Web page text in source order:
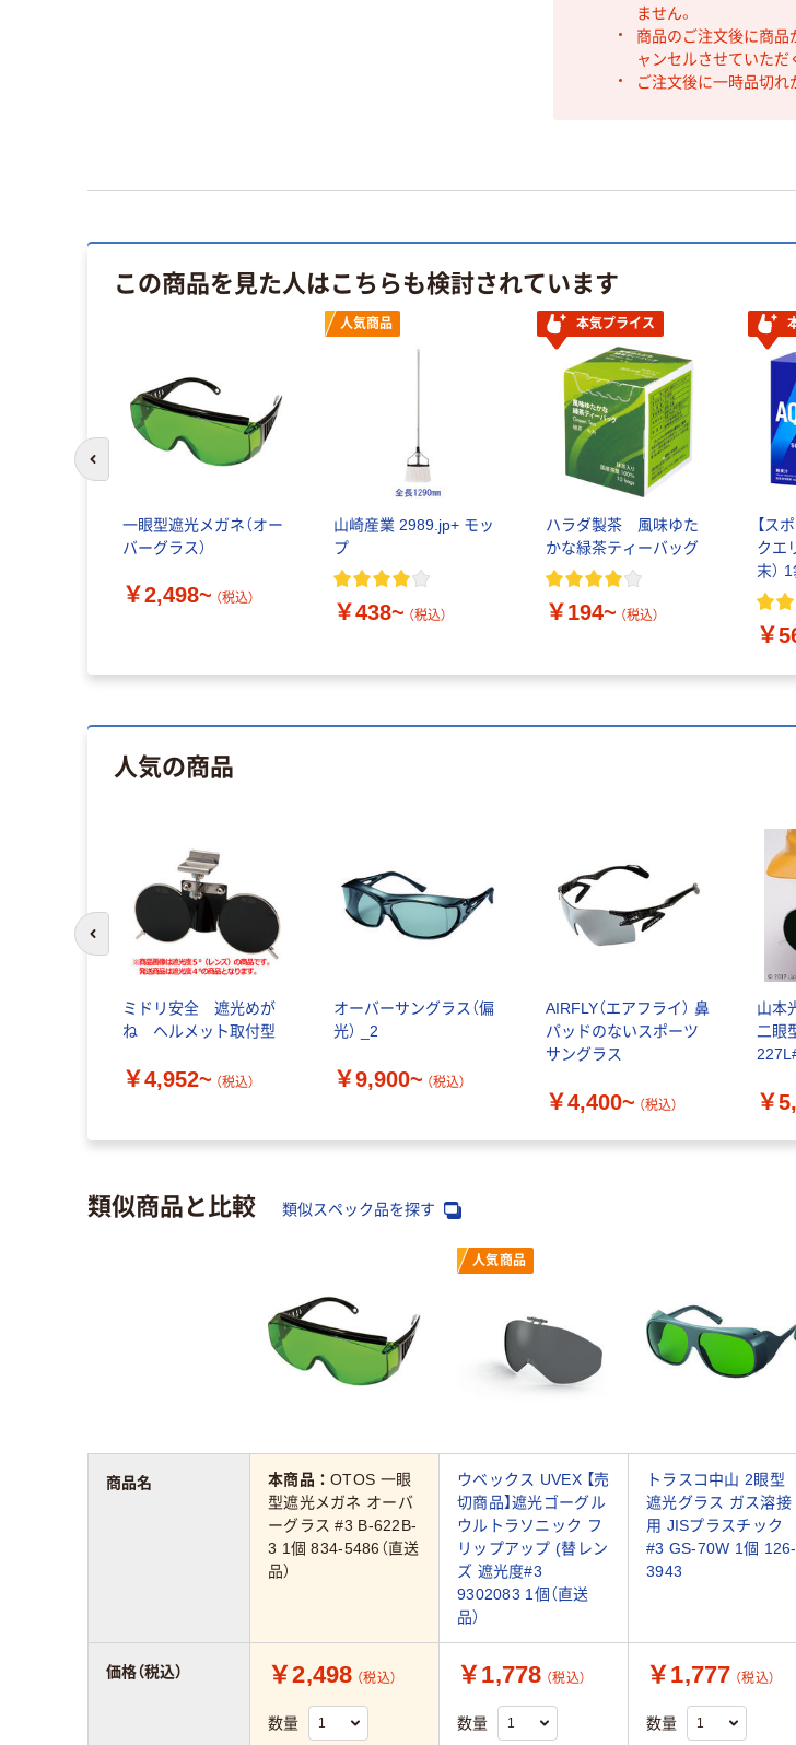
ません。
商品のご注文後に商品
ャンセルさせていただ
ご注文後に一時品切れ
この商品を見た人はこちらも検討されています
一眼型遮光メガネ（オー
バーグラス）
￥2,498~ （税込）
人気商品
山崎産業 2989.jp+ モッ
プ
￥438~ （税込）
本気プライス
ハラダ製茶 風味ゆた
かな緑茶ティーバッグ
￥194~ （税込）
【ス
クエ
末）
￥
前のスライドへ
人気の商品
ミドリ安全 遮光めが
ね ヘルメット取付型
￥4,952~ （税込）
オーバーサングラス（偏
光） _2
￥9,900~ （税込）
AIRFLY（エアフライ） 鼻
パッドのないスポーツ
サングラス
￥4,400~ （税込）
山本
二眼
￥
前のスライドへ
類似商品と比較 類似スペック品を探す
人気商品
本商品：OTOS 一眼
型遮光メガネ オーバ
ーグラス #3 B-622B-
3 1個 834-5486（直送
品）
ウベックス UVEX 【売
切商品】遮光ゴーグル
ウルトラソニック フ
リップアップ (替レン
ズ 遮光度#3
9302083 1個（直送
品）
トラスコ中山 2眼型
遮光グラス ガス溶接
用 JISプラスチック
#3 GS-70W 1個 126-
3943
￥2,498 （税込）
数量
￥1,778 （税込）
数量
￥1,777 （税込）
数量
商品名
価格（税込）